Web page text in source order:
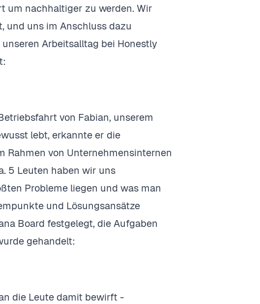
um nachhaltiger zu werden. Wir
und uns im Anschluss dazu
Arbeitsalltag bei Honestly
von Fabian, unserem
lebt, erkannte er die
Rahmen von Unternehmensinternen
5 Leuten haben wir uns
Probleme liegen und was man
und Lösungsansätze
Board festgelegt, die Aufgaben
gehandelt:
die Leute damit bewirft -